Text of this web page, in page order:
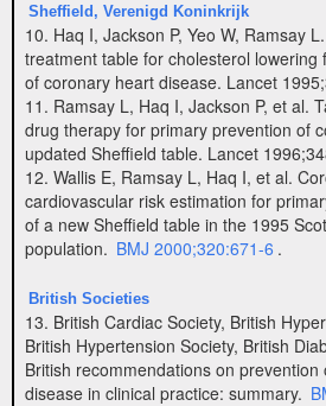
Sheffield, Verenigd Koninkrijk
10. Haq I, Jackson P, Yeo W, Ramsay
treatment table for cholesterol lowering
of coronary heart disease. Lancet
11. Ramsay L, Haq I, Jackson P, et al.
drug therapy for primary prevention of
updated Sheffield table. Lancet
12. Wallis E, Ramsay L, Haq I, et al.
cardiovascular risk estimation for
of a new Sheffield table in the 1995
population. BMJ 2000;320:671-6 .
British Societies
13. British Cardiac Society, British
British Hypertension Society, British
British recommendations on
disease in clinical practice: summary.